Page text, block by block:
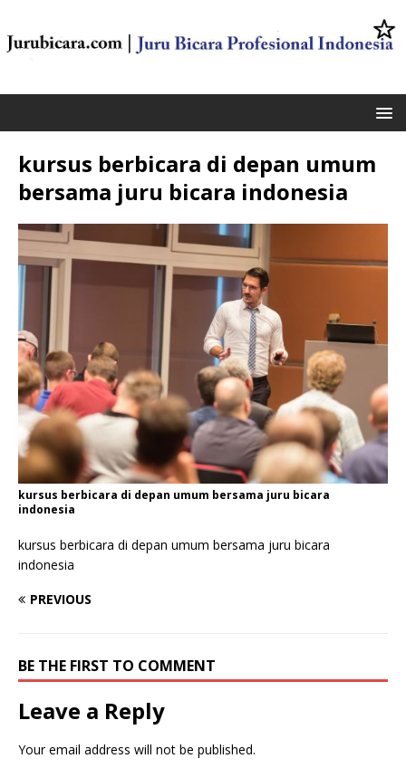
kursus berbicara di depan umum
bersama juru bicara indonesia
kursus berbicara di depan umum bersama juru bicara
indonesia
kursus berbicara di depan umum bersama juru bicara
indonesia
PREVIOUS
BE THE FIRST TO COMMENT
Leave a Reply
Your email address will not be published.